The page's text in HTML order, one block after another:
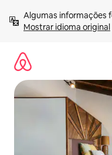
para
Mostrar idioma original